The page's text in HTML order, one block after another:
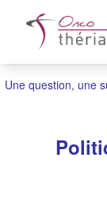
Une question, une